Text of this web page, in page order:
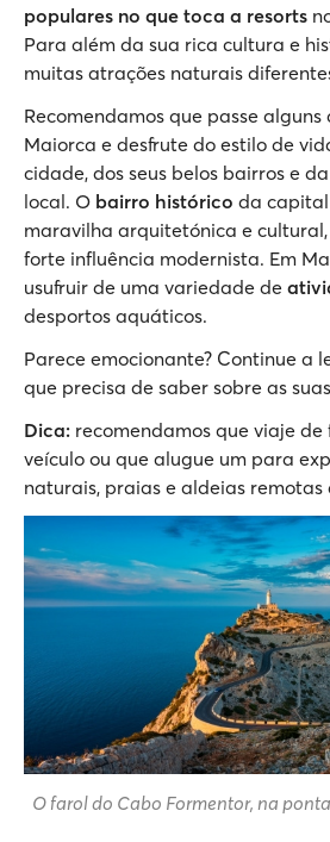
populares no que toca a resorts
Para além da sua rica cultura e
muitas atrações naturais
Recomendamos que passe
Maiorca e desfrute do estilo de
cidade, dos seus belos bairros e
local. O bairro histórico da
maravilha arquitetónica e
forte influência modernista. Em
usufruir de uma variedade de
desportos aquáticos.
Parece emocionante? Continue a
que precisa de saber sobre as
Dica: recomendamos que viaje de
veículo ou que alugue um para
naturais, praias e aldeias remotas
O farol do Cabo Formentor, na